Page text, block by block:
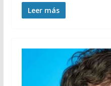
Leer más